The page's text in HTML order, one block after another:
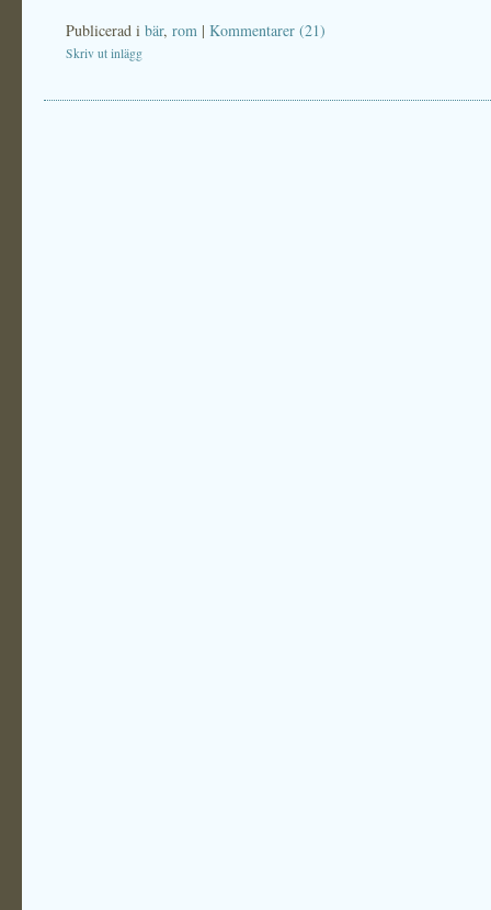
Publicerad i bär, rom | Kommentarer (21)
Skriv ut inlägg